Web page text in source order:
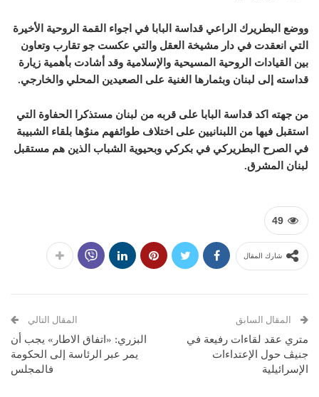
ووضع البطريرك الراعي قداسة البابا في اجواء القمة الروحية الأخيرة
التي انعقدت في دار مشيخة العقل والتي عكست جو تقارب وتعاون
بين القيادات الروحية المسيحية والإسلامية وقد أشادت بأهمية زيارة
قداسته إلى لبنان وبثمارها الغنية على الصعيدين المحلي والخارجي.
من جهته اكد قداسة البابا على قربه من لبنان مستذكرا الحفاوة التي
استقبل فيها من اللبنانيين على اختلاف طوائفهم منوٌها بلقاء الشبيبة
في الصرح البطريركي في بكركي وبحيوية الشباب الذين هم مستقبل
لبنان المشرق.
49
شارك المقال
المقال السابق
متري عقد لقاءات رفيعة في
جنيڤ حول الإعتداءات
الإسرائيلية
المقال التالي
البزري: «اتفاق الاطار» يجب أن
يمر عبر الرئاسة إلى الحكومة
فالمجلس